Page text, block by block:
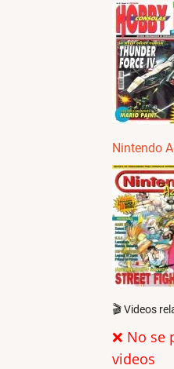
Nintendo
🎬 Videos
❌ No se
videos